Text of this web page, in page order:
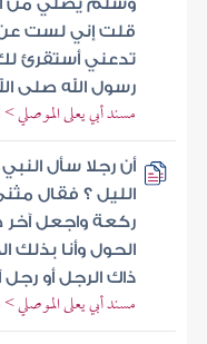
وسلم يصلي من
قلت إني لست عن
تدعني أستقرئ
رسول الله صلى
مسند أبي يعلى الموصلي
أن رجلا سأل
الليل ؟ فقال
ركعة واجعل آخر
الحول وأنا بذلك
ذاك الرجل أو
مسند أبي يعلى الموصلي